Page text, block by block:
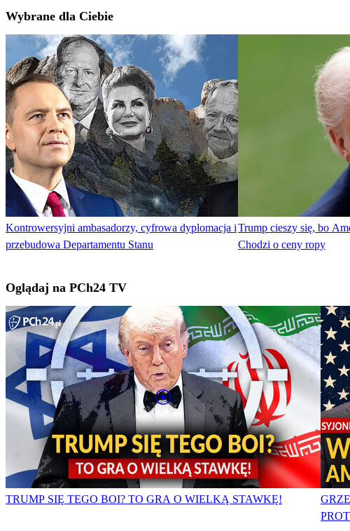
Wybrane dla Ciebie
Kontrowersyjni ambasadorzy, cyfrowa dyplomacja i
przebudowa Departamentu Stanu
Trump cieszy się, bo
Chodzi o ceny ropy
Oglądaj na PCh24 TV
TRUMP SIĘ TEGO BOI? TO GRA O WIELKĄ STAWKĘ!